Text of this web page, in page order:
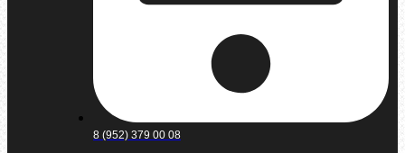
8 (952) 379 00 08